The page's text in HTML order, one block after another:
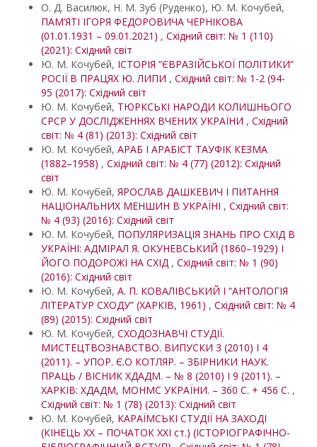
О. Д. Василюк, Н. М. Зуб (Руденко), Ю. М. Кочубей,
ПАМ’ЯТІ ІГОРЯ ФЕДОРОВИЧА ЧЕРНІКОВА
(01.01.1931 – 09.01.2021) , Східний світ: № 1 (110)
(2021): Східний світ
Ю. М. Кочубей, ІСТОРІЯ “ЄВРАЗІЙСЬКОЇ ПОЛІТИКИ”
РОСІЇ В ПРАЦЯХ Ю. ЛИПИ , Східний світ: № 1-2 (94-
95 (2017): Східний світ
Ю. М. Кочубей, ТЮРКСЬКІ НАРОДИ КОЛИШНЬОГО
СРСР У ДОСЛІДЖЕННЯХ ВЧЕНИХ УКРАЇНИ , Східний
світ: № 4 (81) (2013): Східний світ
Ю. М. Кочубей, АРАБ І АРАБІСТ ТАУФІК КЕЗМА
(1882–1958) , Східний світ: № 4 (77) (2012): Східний
світ
Ю. М. Кочубей, ЯРОСЛАВ ДАШКЕВИЧ І ПИТАННЯ
НАЦІОНАЛЬНИХ МЕНШИН В УКРАЇНІ , Східний світ:
№ 4 (93) (2016): Східний світ
Ю. М. Кочубей, ПОПУЛЯРИЗАЦІЯ ЗНАНЬ ПРО СХІД В
УКРАЇНІ: АДМІРАЛ Я. ОКУНЕВСЬКИЙ (1860–1929) І
ЙОГО ПОДОРОЖІ НА СХІД , Східний світ: № 1 (90)
(2016): Східний світ
Ю. М. Кочубей, А. П. КОВАЛІВСЬКИЙ І “АНТОЛОГІЯ
ЛІТЕРАТУР СХОДУ” (ХАРКІВ, 1961) , Східний світ: № 4
(89) (2015): Східний світ
Ю. М. Кочубей, СХОДОЗНАВЧІ СТУДІЇ.
МИСТЕЦТВОЗНАВСТВО. ВИПУСКИ 3 (2010) І 4
(2011). – УПОР. Є.О КОТЛЯР. – ЗБІРНИКИ НАУК.
ПРАЦЬ / ВІСНИК ХДАДМ. – № 8 (2010) І 9 (2011). –
ХАРКІВ: ХДАДМ, МОНМС УКРАЇНИ. – 360 С. + 456 С. ,
Східний світ: № 1 (78) (2013): Східний світ
Ю. М. Кочубей, КАРАЇМСЬКІ СТУДІЇ НА ЗАХОДІ
(КІНЕЦЬ ХХ – ПОЧАТОК ХXІ ст.) (ІСТОРІОГРАФІЧНО-